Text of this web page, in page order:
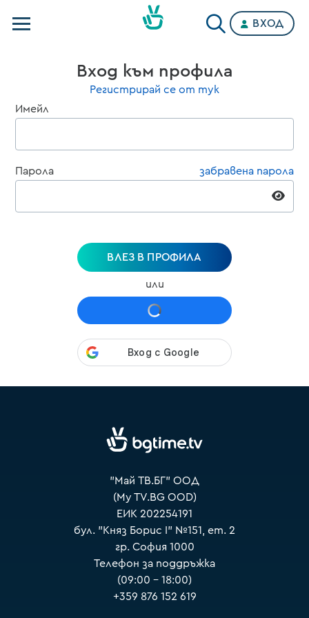
Категории
ВХОД
Вход към профила
Регистрирай се от тук
Имейл
Парола забравена парола
ВЛЕЗ В ПРОФИЛА
или
"Май ТВ.БГ" ООД
(My TV.BG OOD)
ЕИК 202254191
бул. "Княз Борис I" №151, ет. 2
гр. София 1000
Телефон за поддръжка
(09:00 – 18:00)
+359 876 152 619